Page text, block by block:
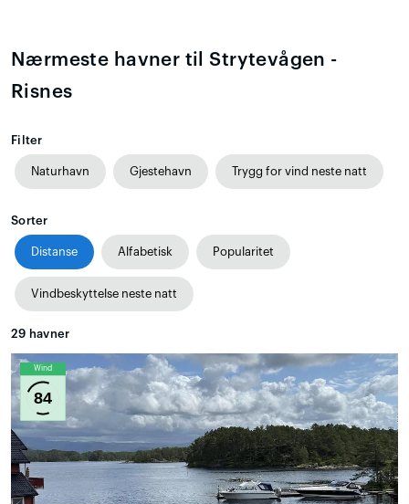
Nærmeste havner til Strytevågen -
Risnes
Filter
Naturhavn Gjestehavn Trygg for vind neste natt
Sorter
Distanse Alfabetisk Popularitet
Vindbeskyttelse neste natt
29 havner
Wind
84